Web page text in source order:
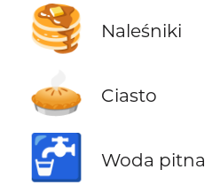
🥞 Naleśniki
🥧 Ciasto
🚰 Woda pitna